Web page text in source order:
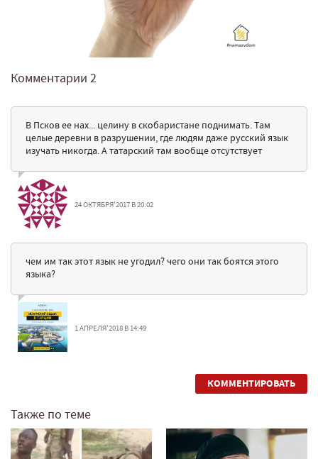
Комментарии 2
В Псков ее нах... целину в скобаристане поднимать. Там
целые деревни в разрушении, где людям даже русский язык
изучать никогда. А татарский там вообще отсутствует
24 ОКТЯБРЯ'2017 В 20:02
чем им так этот язык не угодил? чего они так боятся этого
языка?
1 АПРЕЛЯ'2018 В 14:49
КОММЕНТИРОВАТЬ
Также по теме